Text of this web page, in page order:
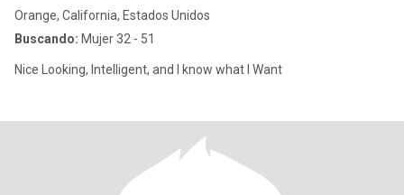
Orange, California, Estados Unidos
Buscando: Mujer 32 - 51
Nice Looking, Intelligent, and I know what I Want